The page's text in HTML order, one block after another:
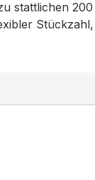
stattlichen